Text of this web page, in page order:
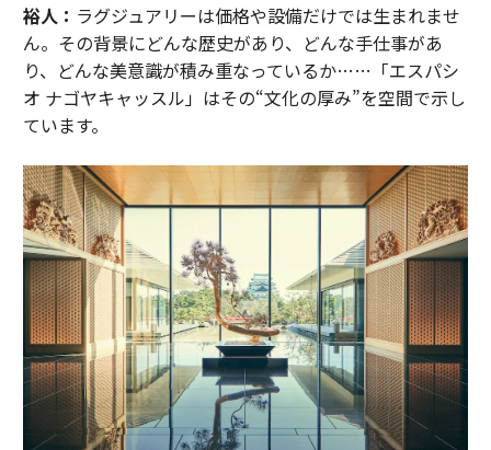
裕人： ラグジュアリーは価格や設備だけでは生まれませ
ん。その背景にどんな歴史があり、どんな手仕事があ
り、どんな美意識が積み重なっているか……「エスパシ
オ ナゴヤキャッスル」はその“文化の厚み”を空間で示し
ています。